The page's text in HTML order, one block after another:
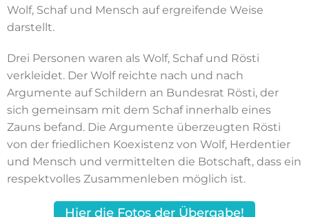
Wolf, Schaf und Mensch auf ergreifende Weise
darstellt.
Drei Personen waren als Wolf, Schaf und Rösti
verkleidet. Der Wolf reichte nach und nach
Argumente auf Schildern an Bundesrat Rösti, der
sich gemeinsam mit dem Schaf innerhalb eines
Zauns befand. Die Argumente überzeugten Rösti
von der friedlichen Koexistenz von Wolf, Herdentier
und Mensch und vermittelten die Botschaft, dass ein
respektvolles Zusammenleben möglich ist.
Hier die Fotos der Übergabe!